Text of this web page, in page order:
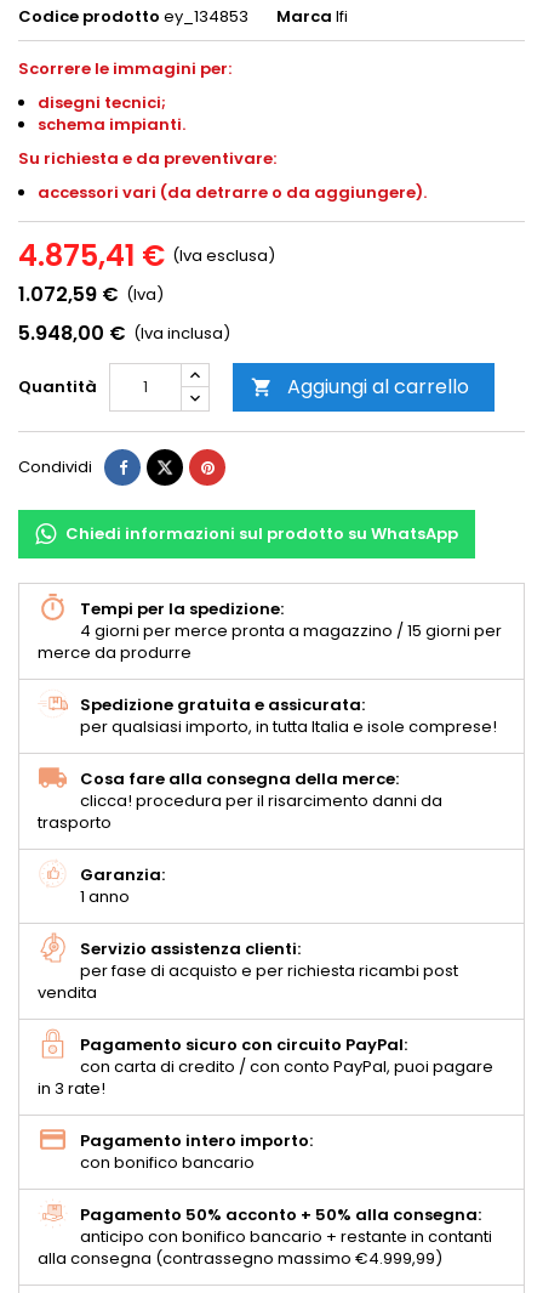
Codice prodotto ey_134853 Marca Ifi
Scorrere le immagini per:
disegni tecnici;
schema impianti.
Su richiesta e da preventivare:
accessori vari (da detrarre o da aggiungere).
4.875,41 € (Iva esclusa)
1.072,59 € (Iva)
5.948,00 € (Iva inclusa)
Quantità  Aggiungi al carrello
Condividi
Chiedi informazioni sul prodotto su WhatsApp
Tempi per la spedizione:
4 giorni per merce pronta a magazzino / 15 giorni per
merce da produrre
Spedizione gratuita e assicurata:
per qualsiasi importo, in tutta Italia e isole comprese!
Cosa fare alla consegna della merce:
clicca! procedura per il risarcimento danni da
trasporto
Garanzia:
1 anno
Servizio assistenza clienti:
per fase di acquisto e per richiesta ricambi post
vendita
Pagamento sicuro con circuito PayPal:
con carta di credito / con conto PayPal, puoi pagare
in 3 rate!
Pagamento intero importo:
con bonifico bancario
Pagamento 50% acconto + 50% alla consegna:
anticipo con bonifico bancario + restante in contanti
alla consegna (contrassegno massimo €4.999,99)